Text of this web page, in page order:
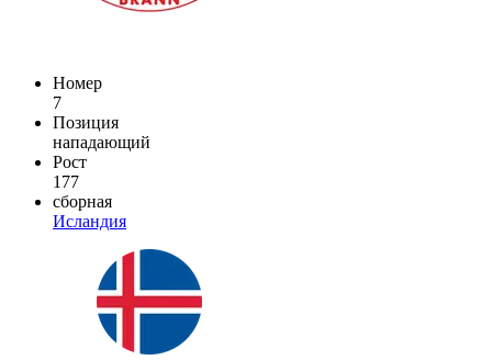
Номер
7
Позиция
нападающий
Рост
177
сборная
Исландия